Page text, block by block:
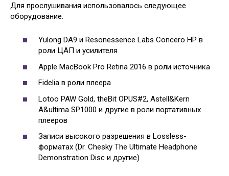
Для прослушивания использовалось следующее
оборудование.
Yulong DA9 и Resonessence Labs Concero HP в
роли ЦАП и усилителя
Apple MacBook Pro Retina 2016 в роли источника
Fidelia в роли плеера
Lotoo PAW Gold, theBit OPUS#2, Astell&Kern
A&ultima SP1000 и другие в роли портативных
плееров
Записи высокого разрешения в Lossless-
форматах (Dr. Chesky The Ultimate Headphone
Demonstration Disc и другие)